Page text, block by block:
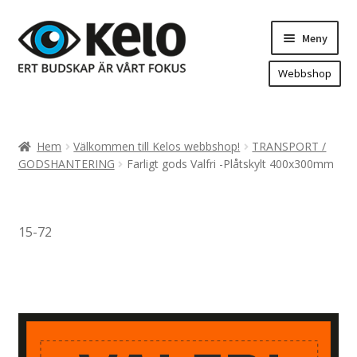
Hoppa
till
navigering
Hoppa
till
innehåll
Meny
Arenareklam
Fasadskyltar
Frigolit och akrylskyltar
Fönsterdekor, dekor, sol-säkerhetsfilm
Webbshop
Hem Välkommen till Kelos webbshop!
TRANSPORT /
GODSHANTERING
Farligt gods Valfri -Plåtskylt 400x300mm
15-72